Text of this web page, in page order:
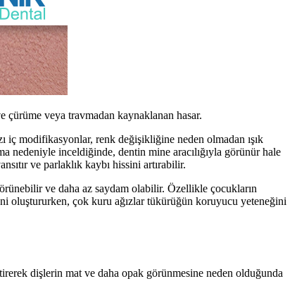
çürüme veya travmadan kaynaklanan hasar.
modifikasyonlar, renk değişikliğine neden olmadan ışık
nedeniyle inceldiğinde, dentin mine aracılığıyla görünür hale
ve parlaklık kaybı hissini artırabilir.
ve daha az saydam olabilir. Özellikle çocukların
oluştururken, çok kuru ağızlar tükürüğün koruyucu yeteneğini
dişlerin mat ve daha opak görünmesine neden olduğunda